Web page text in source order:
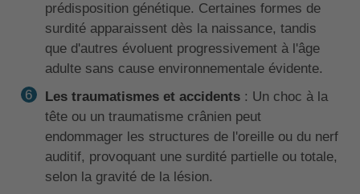
prédisposition génétique. Certaines formes de
surdité apparaissent dès la naissance, tandis
que d'autres évoluent progressivement à l'âge
adulte sans cause environnementale évidente.
Les traumatismes et accidents: Un choc à la
tête ou un traumatisme crânien peut
endommager les structures de l'oreille ou du nerf
auditif, provoquant une surdité partielle ou totale,
selon la gravité de la lésion.